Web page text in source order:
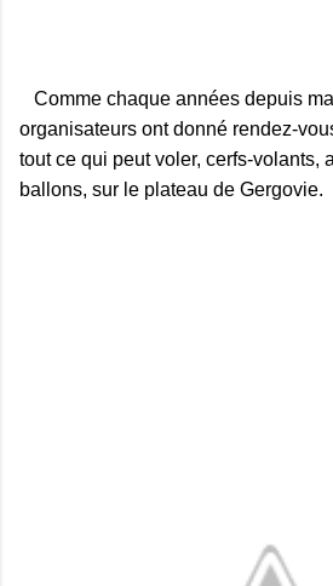
Comme chaque années depuis
organisateurs ont donné rendez-
tout ce qui peut voler, cerfs-volants,
ballons, sur le plateau de Gergovie.